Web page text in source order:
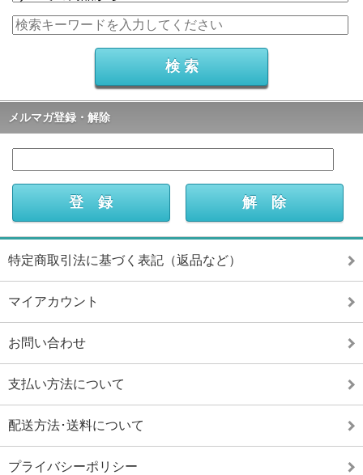
メルマガ登録・解除
特定商取引法に基づく表記（返品など）
マイアカウント
お問い合わせ
支払い方法について
配送方法･送料について
プライバシーポリシー